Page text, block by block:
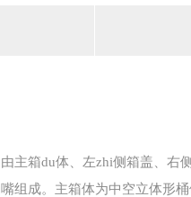
主箱du体、左zhi侧箱盖、右
组成。主箱体为中空立体形